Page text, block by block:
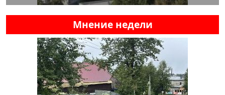
Мнение недели